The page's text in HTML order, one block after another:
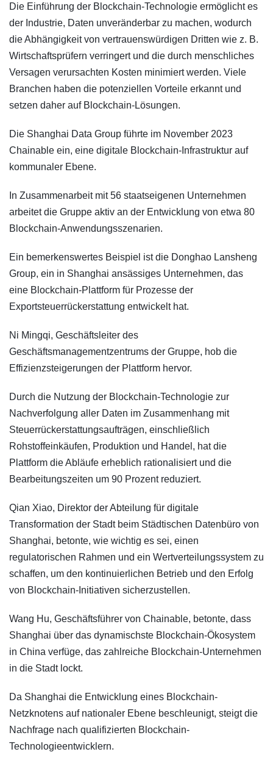
Die Einführung der Blockchain-Technologie ermöglicht es
der Industrie, Daten unveränderbar zu machen, wodurch
die Abhängigkeit von vertrauenswürdigen Dritten wie z. B.
Wirtschaftsprüfern verringert und die durch menschliches
Versagen verursachten Kosten minimiert werden. Viele
Branchen haben die potenziellen Vorteile erkannt und
setzen daher auf Blockchain-Lösungen.
Die Shanghai Data Group führte im November 2023
Chainable ein, eine digitale Blockchain-Infrastruktur auf
kommunaler Ebene.
In Zusammenarbeit mit 56 staatseigenen Unternehmen
arbeitet die Gruppe aktiv an der Entwicklung von etwa 80
Blockchain-Anwendungsszenarien.
Ein bemerkenswertes Beispiel ist die Donghao Lansheng
Group, ein in Shanghai ansässiges Unternehmen, das
eine Blockchain-Plattform für Prozesse der
Exportsteuerrückerstattung entwickelt hat.
Ni Mingqi, Geschäftsleiter des
Geschäftsmanagementzentrums der Gruppe, hob die
Effizienzsteigerungen der Plattform hervor.
Durch die Nutzung der Blockchain-Technologie zur
Nachverfolgung aller Daten im Zusammenhang mit
Steuerrückerstattungsaufträgen, einschließlich
Rohstoffeinkäufen, Produktion und Handel, hat die
Plattform die Abläufe erheblich rationalisiert und die
Bearbeitungszeiten um 90 Prozent reduziert.
Qian Xiao, Direktor der Abteilung für digitale
Transformation der Stadt beim Städtischen Datenbüro von
Shanghai, betonte, wie wichtig es sei, einen
regulatorischen Rahmen und ein Wertverteilungssystem zu
schaffen, um den kontinuierlichen Betrieb und den Erfolg
von Blockchain-Initiativen sicherzustellen.
Wang Hu, Geschäftsführer von Chainable, betonte, dass
Shanghai über das dynamischste Blockchain-Ökosystem
in China verfüge, das zahlreiche Blockchain-Unternehmen
in die Stadt lockt.
Da Shanghai die Entwicklung eines Blockchain-
Netzknotens auf nationaler Ebene beschleunigt, steigt die
Nachfrage nach qualifizierten Blockchain-
Technologieentwicklern.